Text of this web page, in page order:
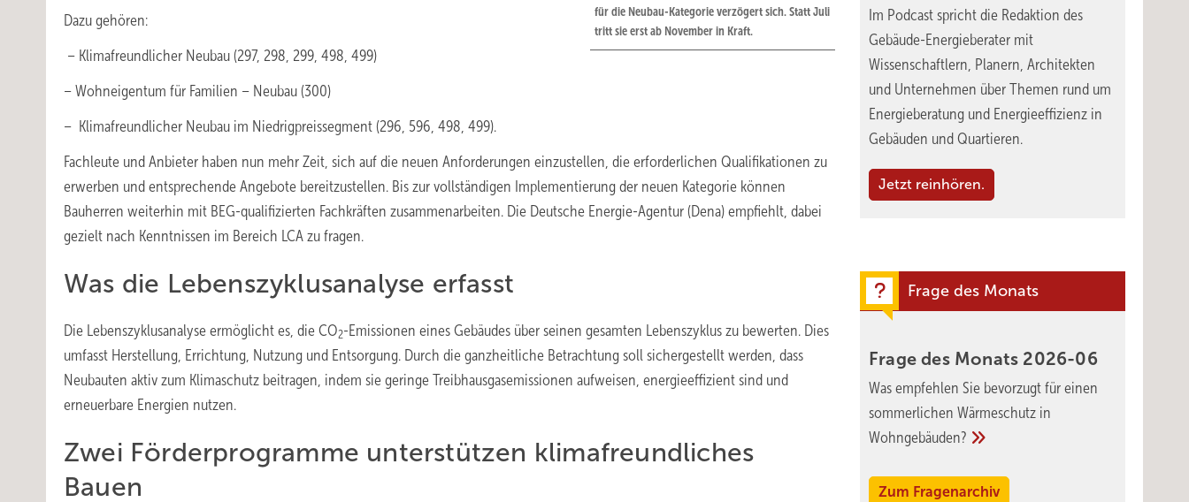
für die Neubau-Kategorie verzögert sich. Statt Juli
tritt sie erst ab November in Kraft.
Dazu gehören:
– Klimafreundlicher Neubau (297, 298, 299, 498, 499)
– Wohneigentum für Familien – Neubau (300)
– Klimafreundlicher Neubau im Niedrigpreissegment (296, 596, 498, 499).
Fachleute und Anbieter haben nun mehr Zeit, sich auf die neuen Anforderungen einzustellen, die erforderlichen Qualifikationen zu
erwerben und entsprechende Angebote bereitzustellen. Bis zur vollständigen Implementierung der neuen Kategorie können
Bauherren weiterhin mit BEG-qualifizierten Fachkräften zusammenarbeiten. Die Deutsche Energie-Agentur (Dena) empfiehlt, dabei
gezielt nach Kenntnissen im Bereich LCA zu fragen.
Was die Lebenszyklusanalyse erfasst
Die Lebenszyklusanalyse ermöglicht es, die CO2-Emissionen eines Gebäudes über seinen gesamten Lebenszyklus zu bewerten. Dies
umfasst Herstellung, Errichtung, Nutzung und Entsorgung. Durch die ganzheitliche Betrachtung soll sichergestellt werden, dass
Neubauten aktiv zum Klimaschutz beitragen, indem sie geringe Treibhausgasemissionen aufweisen, energieeffizient sind und
erneuerbare Energien nutzen.
Zwei Förderprogramme unterstützen klimafreundliches
Bauen
Im Podcast spricht die Redaktion des
Gebäude-Energieberater mit
Wissenschaftlern, Planern, Architekten
und Unternehmen über Themen rund um
Energieberatung und Energieeffizienz in
Gebäuden und Quartieren.
Jetzt reinhören.
Frage des Monats
Frage des Monats 2026-06
Was empfehlen Sie bevorzugt für einen
sommerlichen Wärmeschutz in
Wohngebäuden?
Zum Fragenarchiv